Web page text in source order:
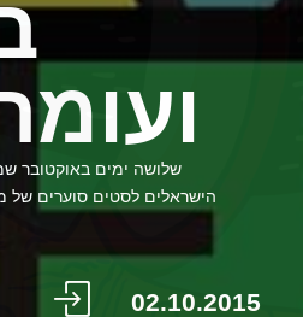
שלושה ימים באוקטובר
02.10.2015